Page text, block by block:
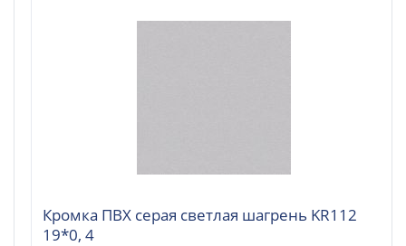
Кромка ПВХ серая светлая шагрень KR112
19*0, 4